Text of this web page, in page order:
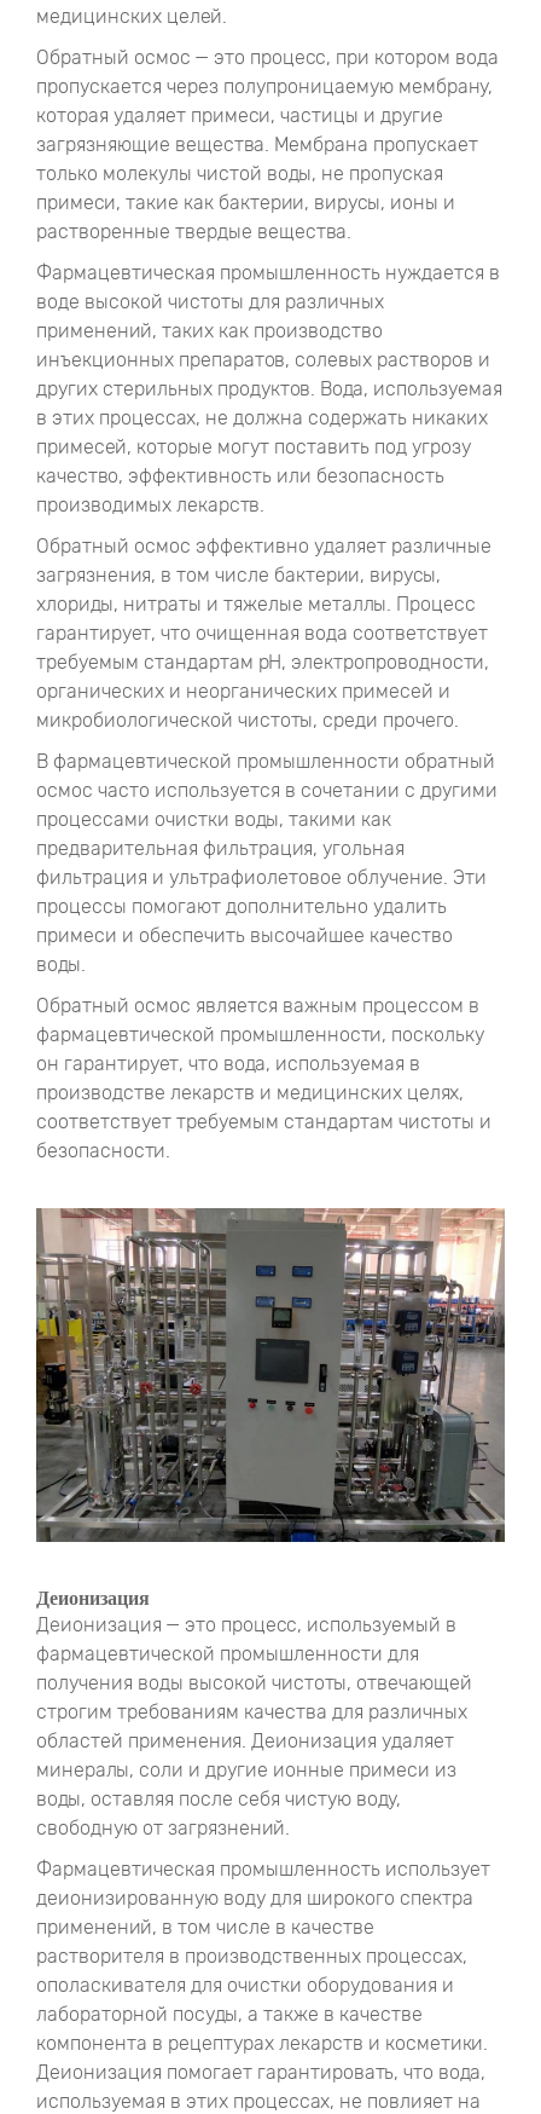
медицинских целей.
Обратный осмос — это процесс, при котором вода
пропускается через полупроницаемую мембрану,
которая удаляет примеси, частицы и другие
загрязняющие вещества. Мембрана пропускает
только молекулы чистой воды, не пропуская
примеси, такие как бактерии, вирусы, ионы и
растворенные твердые вещества.
Фармацевтическая промышленность нуждается в
воде высокой чистоты для различных
применений, таких как производство
инъекционных препаратов, солевых растворов и
других стерильных продуктов. Вода, используемая
в этих процессах, не должна содержать никаких
примесей, которые могут поставить под угрозу
качество, эффективность или безопасность
производимых лекарств.
Обратный осмос эффективно удаляет различные
загрязнения, в том числе бактерии, вирусы,
хлориды, нитраты и тяжелые металлы. Процесс
гарантирует, что очищенная вода соответствует
требуемым стандартам pH, электропроводности,
органических и неорганических примесей и
микробиологической чистоты, среди прочего.
В фармацевтической промышленности обратный
осмос часто используется в сочетании с другими
процессами очистки воды, такими как
предварительная фильтрация, угольная
фильтрация и ультрафиолетовое облучение. Эти
процессы помогают дополнительно удалить
примеси и обеспечить высочайшее качество
воды.
Обратный осмос является важным процессом в
фармацевтической промышленности, поскольку
он гарантирует, что вода, используемая в
производстве лекарств и медицинских целях,
соответствует требуемым стандартам чистоты и
безопасности.
Деионизация
Деионизация — это процесс, используемый в
фармацевтической промышленности для
получения воды высокой чистоты, отвечающей
строгим требованиям качества для различных
областей применения. Деионизация удаляет
минералы, соли и другие ионные примеси из
воды, оставляя после себя чистую воду,
свободную от загрязнений.
Фармацевтическая промышленность использует
деионизированную воду для широкого спектра
применений, в том числе в качестве
растворителя в производственных процессах,
ополаскивателя для очистки оборудования и
лабораторной посуды, а также в качестве
компонента в рецептурах лекарств и косметики.
Деионизация помогает гарантировать, что вода,
используемая в этих процессах, не повлияет на